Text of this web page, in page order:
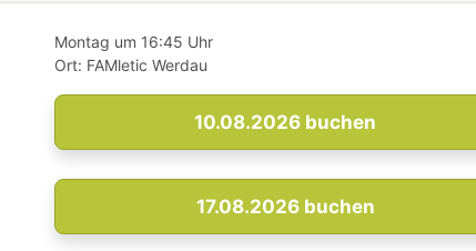
Montag um 16:45 Uhr
Ort: FAMletic Werdau
10.08.2026 buchen
17.08.2026buchen